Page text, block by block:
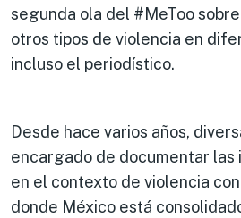
segunda ola del #MeToo
otros tipos de violencia en
incluso el periodístico.
Desde hace varios años,
encargado de documentar las
en el contexto de violencia
donde México está